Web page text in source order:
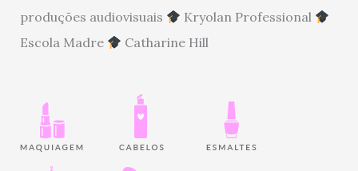
produções audiovisuais
Kryolan Professional
Escola Madre
Catharine Hill